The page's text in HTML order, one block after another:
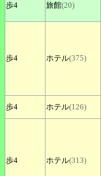
歩4 旅館(20)
歩4 ホテル(375)
歩4
ホテル(126)
歩4 ホテル(313)